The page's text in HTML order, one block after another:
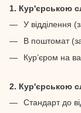
1. Кур'єрською
У відділення
В поштомат
Кур’єром на
2. Кур'єрською
Стандарт до